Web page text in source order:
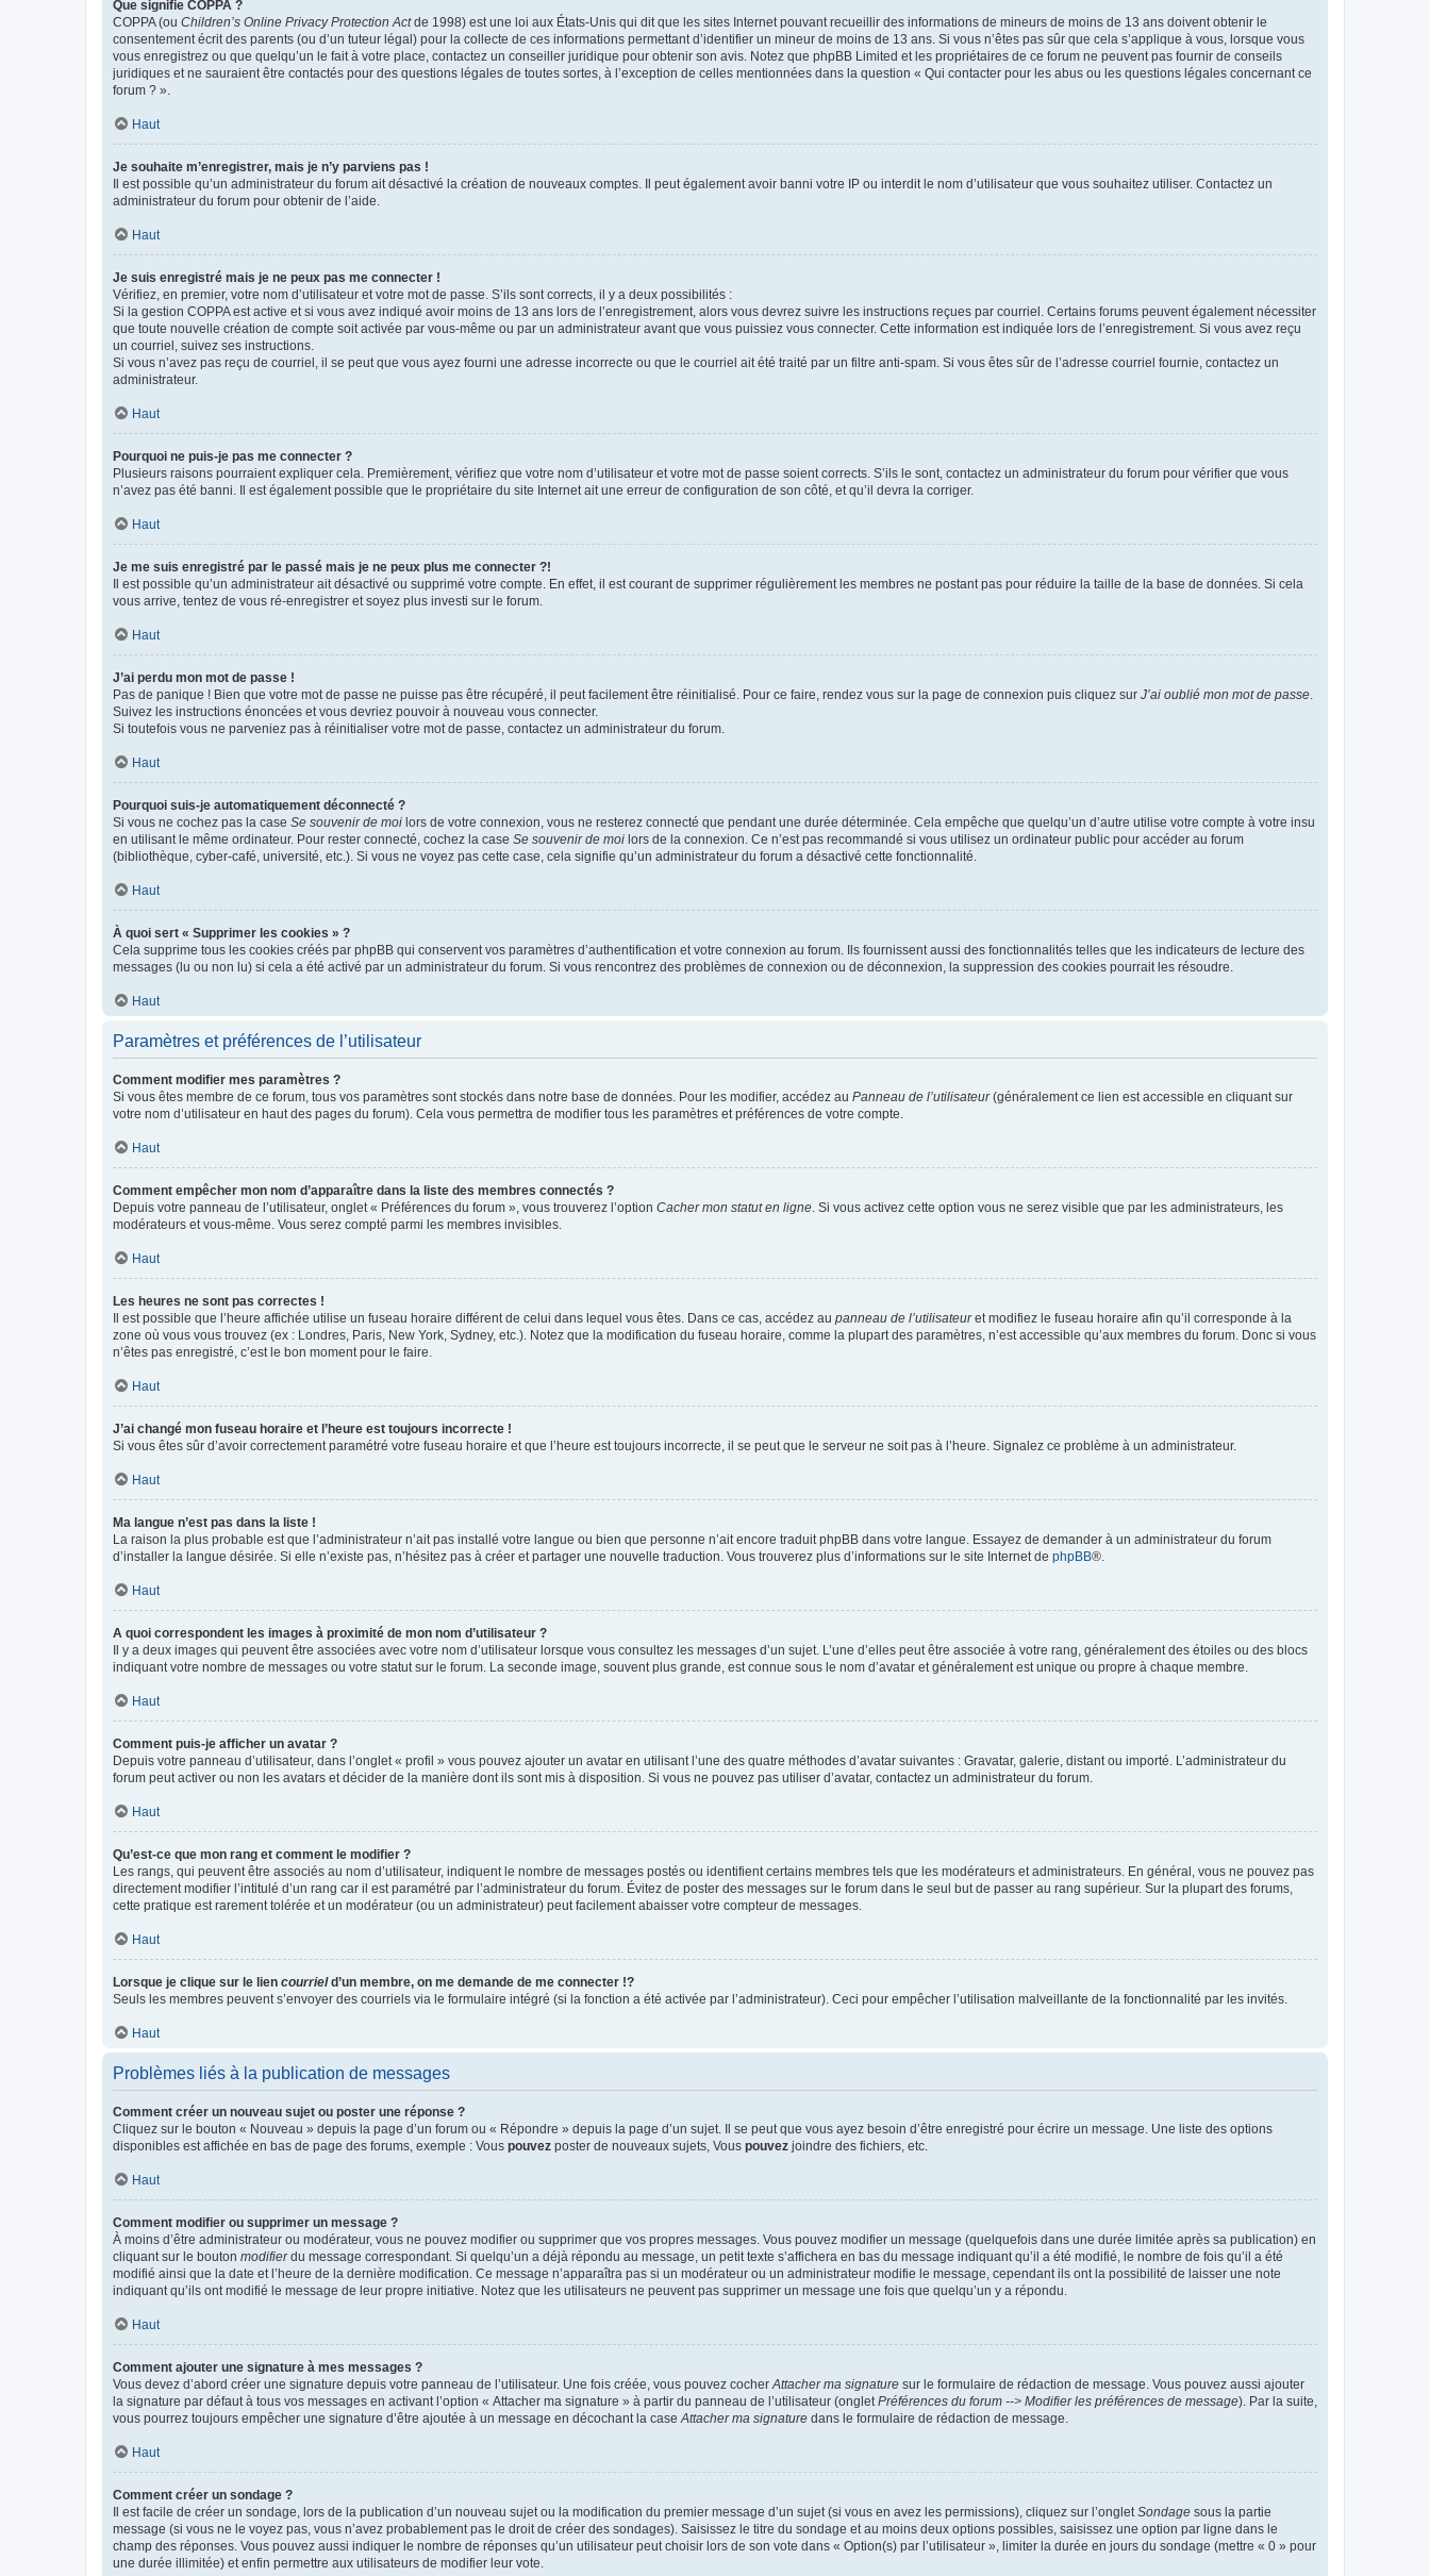
Que signifie COPPA ?
COPPA (ou Children’s Online Privacy Protection Actde 1998) est une loi aux États-Unis qui dit que les sites Internet pouvant recueillir des informations de mineurs de moins de 13 ans doivent obtenir le
consentement écrit des parents (ou d’un tuteur légal) pour la collecte de ces informations permettant d’identifier un mineur de moins de 13 ans. Si vous n’êtes pas sûr que cela s’applique à vous, lorsque vous
vous enregistrez ou que quelqu’un le fait à votre place, contactez un conseiller juridique pour obtenir son avis. Notez que phpBB Limited et les propriétaires de ce forum ne peuvent pas fournir de conseils
juridiques et ne sauraient être contactés pour des questions légales de toutes sortes, à l’exception de celles mentionnées dans la question « Qui contacter pour les abus ou les questions légales concernant ce
forum ? ».
Haut
Je souhaite m’enregistrer, mais je n’y parviens pas !
Il est possible qu’un administrateur du forum ait désactivé la création de nouveaux comptes. Il peut également avoir banni votre IP ou interdit le nom d’utilisateur que vous souhaitez utiliser. Contactez un
administrateur du forum pour obtenir de l’aide.
Haut
Je suis enregistré mais je ne peux pas me connecter !
Vérifiez, en premier, votre nom d’utilisateur et votre mot de passe. S’ils sont corrects, il y a deux possibilités :
Si la gestion COPPA est active et si vous avez indiqué avoir moins de 13 ans lors de l’enregistrement, alors vous devrez suivre les instructions reçues par courriel. Certains forums peuvent également nécessiter
que toute nouvelle création de compte soit activée par vous-même ou par un administrateur avant que vous puissiez vous connecter. Cette information est indiquée lors de l’enregistrement. Si vous avez reçu
un courriel, suivez ses instructions.
Si vous n’avez pas reçu de courriel, il se peut que vous ayez fourni une adresse incorrecte ou que le courriel ait été traité par un filtre anti-spam. Si vous êtes sûr de l’adresse courriel fournie, contactez un
administrateur.
Haut
Pourquoi ne puis-je pas me connecter ?
Plusieurs raisons pourraient expliquer cela. Premièrement, vérifiez que votre nom d’utilisateur et votre mot de passe soient corrects. S’ils le sont, contactez un administrateur du forum pour vérifier que vous
n’avez pas été banni. Il est également possible que le propriétaire du site Internet ait une erreur de configuration de son côté, et qu’il devra la corriger.
Haut
Je me suis enregistré par le passé mais je ne peux plus me connecter ?!
Il est possible qu’un administrateur ait désactivé ou supprimé votre compte. En effet, il est courant de supprimer régulièrement les membres ne postant pas pour réduire la taille de la base de données. Si cela
vous arrive, tentez de vous ré-enregistrer et soyez plus investi sur le forum.
Haut
J’ai perdu mon mot de passe !
Pas de panique ! Bien que votre mot de passe ne puisse pas être récupéré, il peut facilement être réinitialisé. Pour ce faire, rendez vous sur la page de connexion puis cliquez sur J’ai oublié mon mot de passe
Suivez les instructions énoncées et vous devriez pouvoir à nouveau vous connecter.
Si toutefois vous ne parveniez pas à réinitialiser votre mot de passe, contactez un administrateur du forum.
Haut
Pourquoi suis-je automatiquement déconnecté ?
Si vous ne cochez pas la case Se souvenir de moi lors de votre connexion, vous ne resterez connecté que pendant une durée déterminée. Cela empêche que quelqu’un d’autre utilise votre compte à votre insu
en utilisant le même ordinateur. Pour rester connecté, cochez la case Se souvenir de moi lors de la connexion. Ce n’est pas recommandé si vous utilisez un ordinateur public pour accéder au forum
(bibliothèque, cyber-café, université, etc.). Si vous ne voyez pas cette case, cela signifie qu’un administrateur du forum a désactivé cette fonctionnalité.
Haut
À quoi sert « Supprimer les cookies » ?
Cela supprime tous les cookies créés par phpBB qui conservent vos paramètres d’authentification et votre connexion au forum. Ils fournissent aussi des fonctionnalités telles que les indicateurs de lecture des
messages (lu ou non lu) si cela a été activé par un administrateur du forum. Si vous rencontrez des problèmes de connexion ou de déconnexion, la suppression des cookies pourrait les résoudre.
Haut
Paramètres et préférences de l’utilisateur
Comment modifier mes paramètres ?
Si vous êtes membre de ce forum, tous vos paramètres sont stockés dans notre base de données. Pour les modifier, accédez au Panneau de l’utilisateur(généralement ce lien est accessible en cliquant sur
votre nom d’utilisateur en haut des pages du forum). Cela vous permettra de modifier tous les paramètres et préférences de votre compte.
Haut
Comment empêcher mon nom d’apparaître dans la liste des membres connectés ?
Depuis votre panneau de l’utilisateur, onglet « Préférences du forum », vous trouverez l’option Cacher mon statut en ligne . Si vous activez cette option vous ne serez visible que par les administrateurs, les
modérateurs et vous-même. Vous serez compté parmi les membres invisibles.
Haut
Les heures ne sont pas correctes !
Il est possible que l’heure affichée utilise un fuseau horaire différent de celui dans lequel vous êtes. Dans ce cas, accédez au panneau de l’utilisateuret modifiez le fuseau horaire afin qu’il corresponde à la
zone où vous vous trouvez (ex : Londres, Paris, New York, Sydney, etc.). Notez que la modification du fuseau horaire, comme la plupart des paramètres, n’est accessible qu’aux membres du forum. Donc si vous
n’êtes pas enregistré, c’est le bon moment pour le faire.
Haut
J’ai changé mon fuseau horaire et l’heure est toujours incorrecte !
Si vous êtes sûr d’avoir correctement paramétré votre fuseau horaire et que l’heure est toujours incorrecte, il se peut que le serveur ne soit pas à l’heure. Signalez ce problème à un administrateur.
Haut
Ma langue n’est pas dans la liste !
La raison la plus probable est que l’administrateur n’ait pas installé votre langue ou bien que personne n’ait encore traduit phpBB dans votre langue. Essayez de demander à un administrateur du forum
d’installer la langue désirée. Si elle n’existe pas, n’hésitez pas à créer et partager une nouvelle traduction. Vous trouverez plus d’informations sur le site Internet de phpBB®.
Haut
A quoi correspondent les images à proximité de mon nom d’utilisateur ?
Il y a deux images qui peuvent être associées avec votre nom d’utilisateur lorsque vous consultez les messages d’un sujet. L’une d’elles peut être associée à votre rang, généralement des étoiles ou des blocs
indiquant votre nombre de messages ou votre statut sur le forum. La seconde image, souvent plus grande, est connue sous le nom d’avatar et généralement est unique ou propre à chaque membre.
Haut
Comment puis-je afficher un avatar ?
Depuis votre panneau d’utilisateur, dans l’onglet « profil » vous pouvez ajouter un avatar en utilisant l’une des quatre méthodes d’avatar suivantes : Gravatar, galerie, distant ou importé. L’administrateur du
forum peut activer ou non les avatars et décider de la manière dont ils sont mis à disposition. Si vous ne pouvez pas utiliser d’avatar, contactez un administrateur du forum.
Haut
Qu’est-ce que mon rang et comment le modifier ?
Les rangs, qui peuvent être associés au nom d’utilisateur, indiquent le nombre de messages postés ou identifient certains membres tels que les modérateurs et administrateurs. En général, vous ne pouvez pas
directement modifier l’intitulé d’un rang car il est paramétré par l’administrateur du forum. Évitez de poster des messages sur le forum dans le seul but de passer au rang supérieur. Sur la plupart des forums,
cette pratique est rarement tolérée et un modérateur (ou un administrateur) peut facilement abaisser votre compteur de messages.
Haut
Lorsque je clique sur le lien courrield’un membre, on me demande de me connecter !?
Seuls les membres peuvent s’envoyer des courriels via le formulaire intégré (si la fonction a été activée par l’administrateur). Ceci pour empêcher l’utilisation malveillante de la fonctionnalité par les invités.
Haut
Problèmes liés à la publication de messages
Comment créer un nouveau sujet ou poster une réponse ?
Cliquez sur le bouton « Nouveau » depuis la page d’un forum ou « Répondre » depuis la page d’un sujet. Il se peut que vous ayez besoin d’être enregistré pour écrire un message. Une liste des options
disponibles est affichée en bas de page des forums, exemple : Vous pouvez poster de nouveaux sujets, Vous pouvez joindre des fichiers, etc.
Haut
Comment modifier ou supprimer un message ?
À moins d’être administrateur ou modérateur, vous ne pouvez modifier ou supprimer que vos propres messages. Vous pouvez modifier un message (quelquefois dans une durée limitée après sa publication) en
cliquant sur le bouton modifierdu message correspondant. Si quelqu’un a déjà répondu au message, un petit texte s’affichera en bas du message indiquant qu’il a été modifié, le nombre de fois qu’il a été
modifié ainsi que la date et l’heure de la dernière modification. Ce message n’apparaîtra pas si un modérateur ou un administrateur modifie le message, cependant ils ont la possibilité de laisser une note
indiquant qu’ils ont modifié le message de leur propre initiative. Notez que les utilisateurs ne peuvent pas supprimer un message une fois que quelqu’un y a répondu.
Haut
Comment ajouter une signature à mes messages ?
Vous devez d’abord créer une signature depuis votre panneau de l’utilisateur. Une fois créée, vous pouvez cocher Attacher ma signature sur le formulaire de rédaction de message. Vous pouvez aussi ajouter
la signature par défaut à tous vos messages en activant l’option « Attacher ma signature » à partir du panneau de l’utilisateur (onglet Préférences du forum --> Modifier les préférences de message). Par la suite,
vous pourrez toujours empêcher une signature d’être ajoutée à un message en décochant la case Attacher ma signature dans le formulaire de rédaction de message.
Haut
Comment créer un sondage ?
Il est facile de créer un sondage, lors de la publication d’un nouveau sujet ou la modification du premier message d’un sujet (si vous en avez les permissions), cliquez sur l’onglet Sondage sous la partie
message (si vous ne le voyez pas, vous n’avez probablement pas le droit de créer des sondages). Saisissez le titre du sondage et au moins deux options possibles, saisissez une option par ligne dans le
champ des réponses. Vous pouvez aussi indiquer le nombre de réponses qu’un utilisateur peut choisir lors de son vote dans « Option(s) par l’utilisateur », limiter la durée en jours du sondage (mettre « 0 » pour
une durée illimitée) et enfin permettre aux utilisateurs de modifier leur vote.